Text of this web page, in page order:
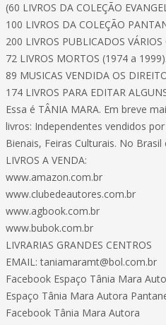
(60 LIVROS DA COLEÇÃO
100 LIVROS DA COLEÇÃO
200 LIVROS PUBLICADOS VÁRIOS
72 LIVROS MORTOS (1974 a 1999).
89 MUSICAS VENDIDA OS
174 LIVROS PARA EDITAR
Essa é TÂNIA MARA. Em breve
livros: Independentes vendidos
Bienais, Feiras Culturais. No
LIVROS A VENDA:
www.amazon.com.br
www.clubedeautores.com.br
www.agbook.com.br
www.bubok.com.br
LIVRARIAS GRANDES CENTROS
EMAIL:taniamaramt@bol.com.br
Facebook Espaço Tânia Mara
Espaço Tânia Mara Autora
Facebook Tânia Mara Autora